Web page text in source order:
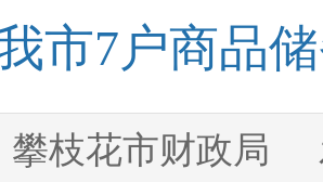
市7户商品
攀枝花市财政局